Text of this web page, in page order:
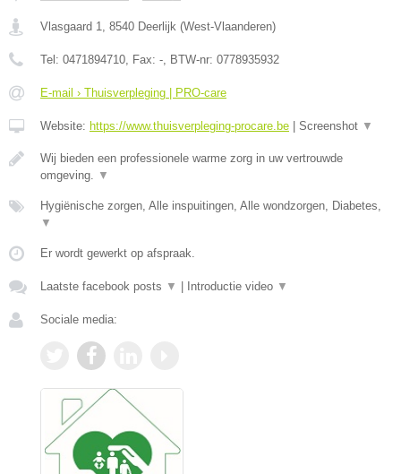
Vlasgaard 1 8540 Deerlijk (West-Vlaanderen)
Tel: 0471894710 , Fax: - , BTW-nr: 0778935932
E-mail › Thuisverpleging | PRO-care
Website: https://www.thuisverpleging-procare.be | Screenshot ▼
Wij bieden een professionele warme zorg in uw vertrouwde
omgeving.
▼
Hygiënische zorgen, Alle inspuitingen, Alle wondzorgen, Diabetes,
▼
Er wordt gewerkt op afspraak.
Laatste facebook posts ▼ | Introductie video ▼
Sociale media: